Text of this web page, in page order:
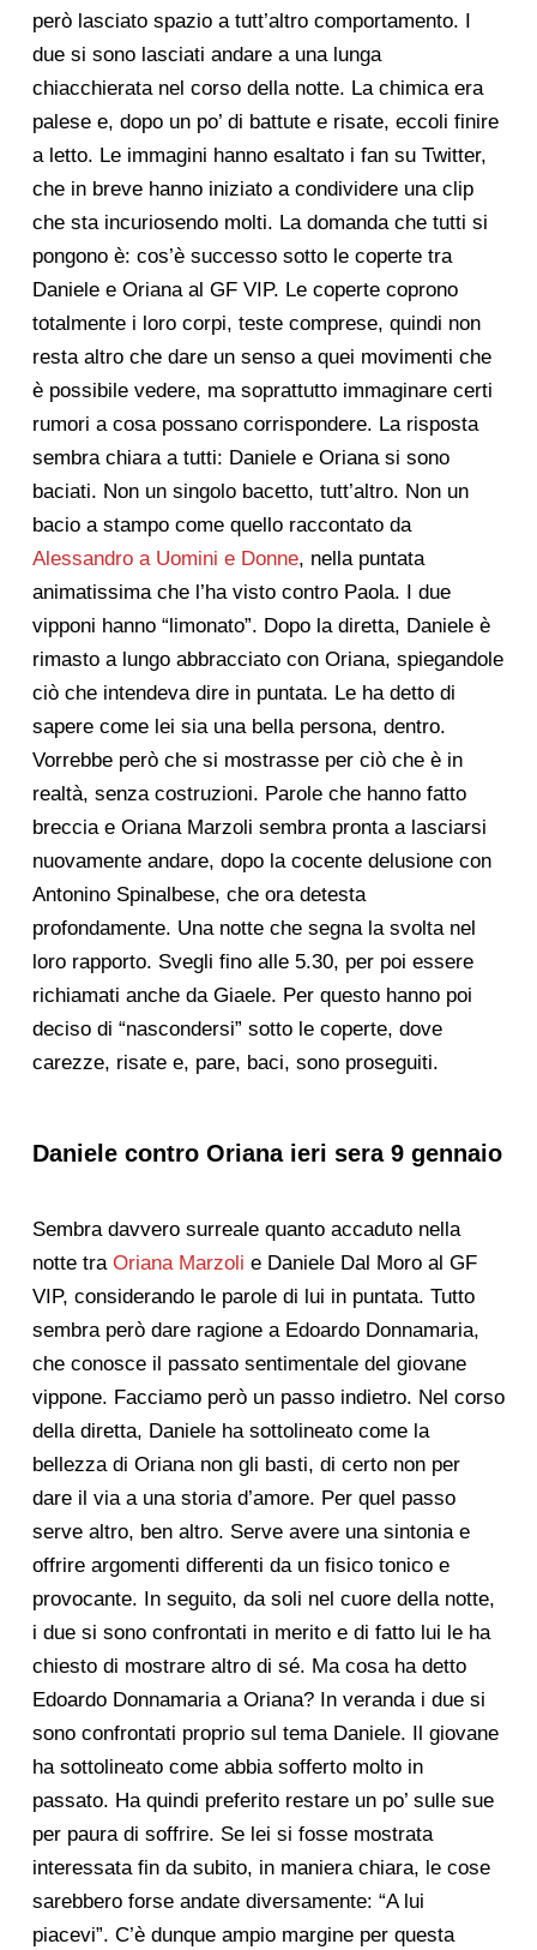
però lasciato spazio a tutt’altro comportamento. I
due si sono lasciati andare a una lunga
chiacchierata nel corso della notte. La chimica era
palese e, dopo un po’ di battute e risate, eccoli finire
a letto. Le immagini hanno esaltato i fan su Twitter,
che in breve hanno iniziato a condividere una clip
che sta incuriosendo molti. La domanda che tutti si
pongono è: cos’è successo sotto le coperte tra
Daniele e Oriana al GF VIP. Le coperte coprono
totalmente i loro corpi, teste comprese, quindi non
resta altro che dare un senso a quei movimenti che
è possibile vedere, ma soprattutto immaginare certi
rumori a cosa possano corrispondere. La risposta
sembra chiara a tutti: Daniele e Oriana si sono
baciati. Non un singolo bacetto, tutt’altro. Non un
bacio a stampo come quello raccontato da
Alessandro a Uomini e Donne, nella puntata
animatissima che l’ha visto contro Paola. I due
vipponi hanno “limonato”. Dopo la diretta, Daniele è
rimasto a lungo abbracciato con Oriana, spiegandole
ciò che intendeva dire in puntata. Le ha detto di
sapere come lei sia una bella persona, dentro.
Vorrebbe però che si mostrasse per ciò che è in
realtà, senza costruzioni. Parole che hanno fatto
breccia e Oriana Marzoli sembra pronta a lasciarsi
nuovamente andare, dopo la cocente delusione con
Antonino Spinalbese, che ora detesta
profondamente. Una notte che segna la svolta nel
loro rapporto. Svegli fino alle 5.30, per poi essere
richiamati anche da Giaele. Per questo hanno poi
deciso di “nascondersi” sotto le coperte, dove
carezze, risate e, pare, baci, sono proseguiti.
Daniele contro Oriana ieri sera 9 gennaio
Sembra davvero surreale quanto accaduto nella
notte tra Oriana Marzoli e Daniele Dal Moro al GF
VIP, considerando le parole di lui in puntata. Tutto
sembra però dare ragione a Edoardo Donnamaria,
che conosce il passato sentimentale del giovane
vippone. Facciamo però un passo indietro. Nel corso
della diretta, Daniele ha sottolineato come la
bellezza di Oriana non gli basti, di certo non per
dare il via a una storia d’amore. Per quel passo
serve altro, ben altro. Serve avere una sintonia e
offrire argomenti differenti da un fisico tonico e
provocante. In seguito, da soli nel cuore della notte,
i due si sono confrontati in merito e di fatto lui le ha
chiesto di mostrare altro di sé. Ma cosa ha detto
Edoardo Donnamaria a Oriana? In veranda i due si
sono confrontati proprio sul tema Daniele. Il giovane
ha sottolineato come abbia sofferto molto in
passato. Ha quindi preferito restare un po’ sulle sue
per paura di soffrire. Se lei si fosse mostrata
interessata fin da subito, in maniera chiara, le cose
sarebbero forse andate diversamente: “A lui
piacevi”. C’è dunque ampio margine per questa